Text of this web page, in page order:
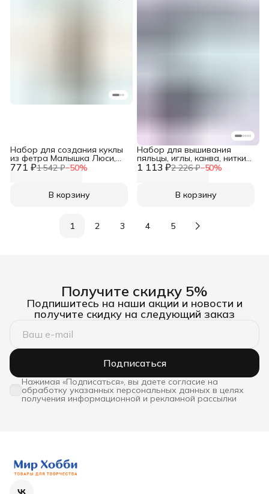
771 ₽1 542 ₽−50%
Набор для создания куклы
из фетра Малышка Люси,
серия Подружки, h 15 см,
В корзину
1 113 ₽2 226 ₽−50%
Набор для вышивания
пяльцы, иглы, канва, нитки
мулине хлопок 10 цветов,
В корзину
1 2 3 4 5
Получите скидку 5%
Подпишитесь на наши акции и новости и
получите скидку на следующий заказ
Подписаться
Нажимая «Подписаться», вы даете согласие на
обработку указанных персональных данных в целях
получения информационной и рекламной рассылки